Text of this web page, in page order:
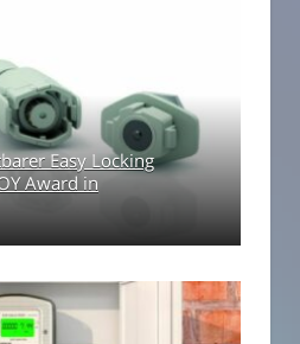
Easy Locking
Award in